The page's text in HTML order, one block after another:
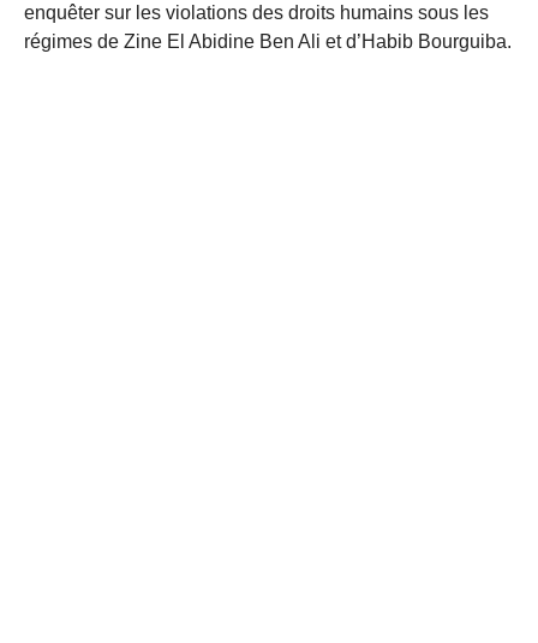
enquêter sur les violations des droits humains sous les
régimes de Zine El Abidine Ben Ali et d’Habib Bourguiba.